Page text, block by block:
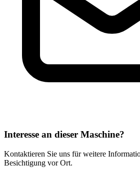
Interesse an dieser Maschine?
Kontaktieren Sie uns für weitere
Besichtigung vor Ort.